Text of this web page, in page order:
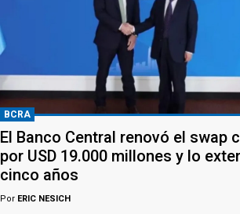
BCRA
El Banco Central renovó el swap
por USD 19.000 millones y lo
cinco años
Por ERIC NESICH